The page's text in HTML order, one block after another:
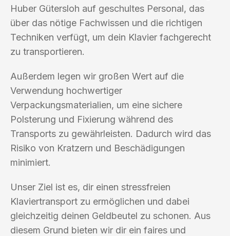
Huber Gütersloh auf geschultes Personal, das
über das nötige Fachwissen und die richtigen
Techniken verfügt, um dein Klavier fachgerecht
zu transportieren.
Außerdem legen wir großen Wert auf die
Verwendung hochwertiger
Verpackungsmaterialien, um eine sichere
Polsterung und Fixierung während des
Transports zu gewährleisten. Dadurch wird das
Risiko von Kratzern und Beschädigungen
minimiert.
Unser Ziel ist es, dir einen stressfreien
Klaviertransport zu ermöglichen und dabei
gleichzeitig deinen Geldbeutel zu schonen. Aus
diesem Grund bieten wir dir ein faires und